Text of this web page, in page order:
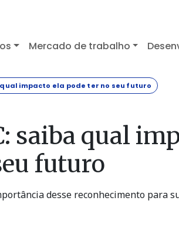
Mercado de trabalho
qual impacto ela pode ter no seu futuro
saiba qual
futuro
desse reconhecimento para